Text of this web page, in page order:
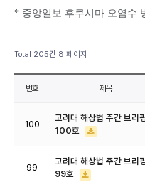
* 중앙일보 후쿠시마 오염수
Total 205건 8 페이지
번호 제목
100
고려대 해상법 주간 브리
100호
99
고려대 해상법 주간 브리
99호